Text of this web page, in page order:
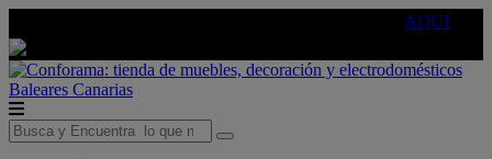
AQUÍ
Baleares Canarias